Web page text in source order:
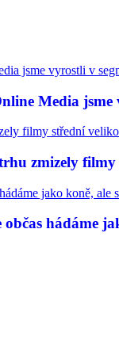
Media jsme
zmizely
občas hádáme